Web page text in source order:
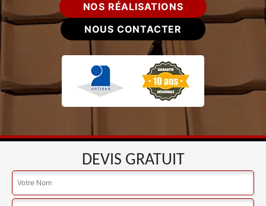
NOS RÉALISATIONS
NOUS CONTACTER
DEVIS GRATUIT